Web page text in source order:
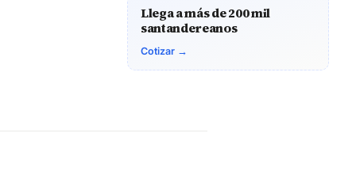
Llega a más de 200 mil
santandereanos
Cotizar →